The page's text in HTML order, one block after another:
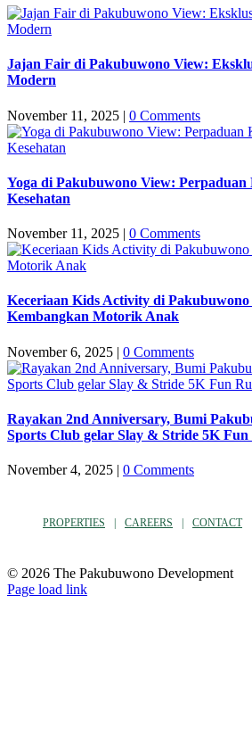
Jajan Fair di Pakubuwono View:
Modern
November 11, 2025 | 0 Comments
Yoga di Pakubuwono View: Perpaduan
Kesehatan
November 11, 2025 | 0 Comments
Keceriaan Kids Activity di Pakubuwono
Kembangkan Motorik Anak
November 6, 2025 | 0 Comments
Rayakan 2nd Anniversary, Bumi
Sports Club gelar Slay & Stride 5K Fun
November 4, 2025 | 0 Comments
PROPERTIES CAREERS CONTACT
© 2026 The Pakubuwono Development
Facebook
Instagram
YouTube
Page load link